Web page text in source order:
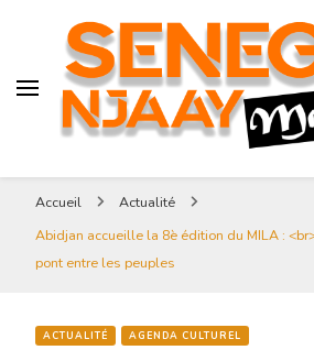
Senegal-
Africaine littérature
Art et
Magazine
Senegal-
Africaine
sénégalaise Art
revue littéraire africaine
Accueil
Actualité
Abidjan accueille la 8è édition du MILA :
pont entre les peuples
ACTUALITÉ AGENDA CULTUREL